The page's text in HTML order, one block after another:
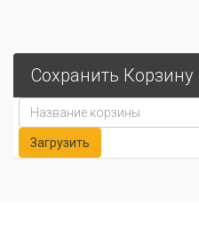
Сохранить Корзину